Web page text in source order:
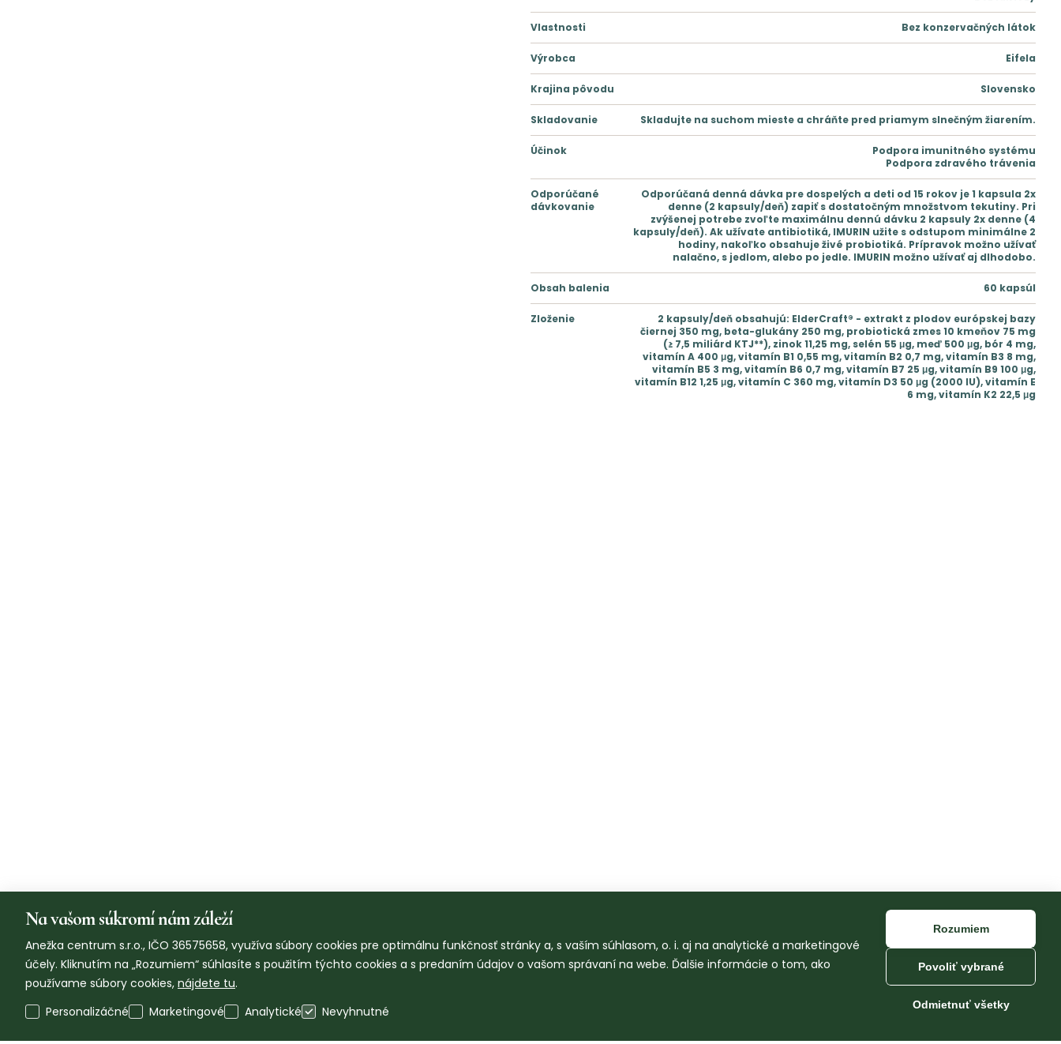
Vlastnosti Bez konzervačných látok
Výrobca Eifela
Krajina pôvodu Slovensko
Skladovanie Skladujte na suchom mieste a chráňte pred priamym slnečným žiarením.
Účinok
Podpora imunitného systému
Podpora zdravého trávenia
Odporúčané
dávkovanie
Odporúčaná denná dávka pre dospelých a deti od 15 rokov je 1 kapsula 2x
denne (2 kapsuly/deň) zapiť s dostatočným množstvom tekutiny. Pri
zvýšenej potrebe zvoľte maximálnu dennú dávku 2 kapsuly 2x denne (4
kapsuly/deň). Ak užívate antibiotiká, IMURIN užite s odstupom minimálne 2
hodiny, nakoľko obsahuje živé probiotiká. Prípravok možno užívať
nalačno, s jedlom, alebo po jedle. IMURIN možno užívať aj dlhodobo.
Obsah balenia 60 kapsúl
Zloženie
2 kapsuly/deň obsahujú: ElderCraft® - extrakt z plodov európskej bazy
čiernej 350 mg, beta-glukány 250 mg, probiotická zmes 10 kmeňov 75 mg
(≥ 7,5 miliárd KTJ**), zinok 11,25 mg, selén 55 μg, meď 500 μg, bór 4 mg,
vitamín A 400 μg, vitamín B1 0,55 mg, vitamín B2 0,7 mg, vitamín B3 8 mg,
vitamín B5 3 mg, vitamín B6 0,7 mg, vitamín B7 25 μg, vitamín B9 100 μg,
vitamín B12 1,25 μg, vitamín C 360 mg, vitamín D3 50 μg (2000 IU), vitamín E
6 mg, vitamín K2 22,5 μg
Na vašom súkromí nám záleží
Anežka centrum s.r.o., IČO 36575658, využíva súbory cookies pre optimálnu funkčnosť stránky a, s vaším súhlasom, o. i. aj na analytické a marketingové
účely. Kliknutím na „Rozumiem“ súhlasíte s použitím týchto cookies a s predaním údajov o vašom správaní na webe. Ďalšie informácie o tom, ako
používame súbory cookies, nájdete tu.
Personalizáčné
Marketingové Analytické Nevyhnutné
Rozumiem
Povoliť vybrané
Odmietnuť všetky